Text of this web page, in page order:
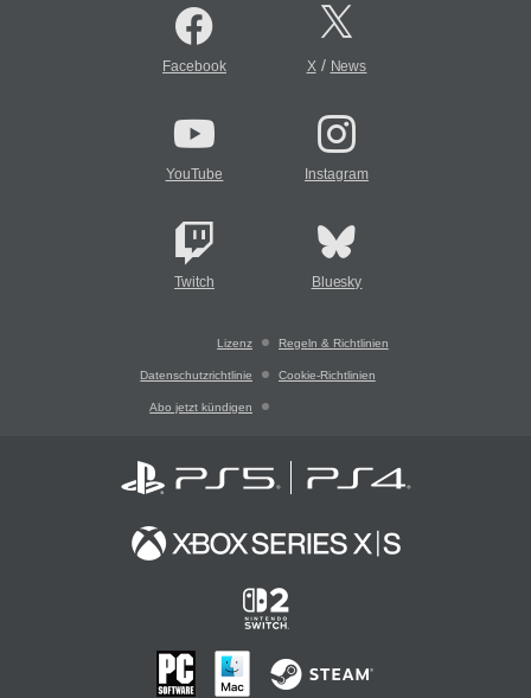
Facebook X/ News
YouTube Instagram
Twitch Bluesky
Lizenz Regeln & Richtlinien
Datenschutzrichtlinie Cookie-Richtlinien
Abo jetzt kündigen